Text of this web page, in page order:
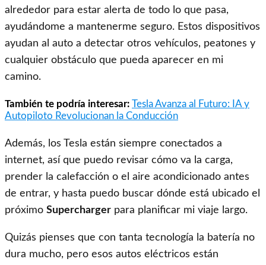
alrededor para estar alerta de todo lo que pasa,
ayudándome a mantenerme seguro. Estos dispositivos
ayudan al auto a detectar otros vehículos, peatones y
cualquier obstáculo que pueda aparecer en mi
camino.
También te podría interesar: Tesla Avanza al Futuro: IA y
Autopiloto Revolucionan la Conducción
Además, los Tesla están siempre conectados a
internet, así que puedo revisar cómo va la carga,
prender la calefacción o el aire acondicionado antes
de entrar, y hasta puedo buscar dónde está ubicado el
próximo Supercharger para planificar mi viaje largo.
Quizás pienses que con tanta tecnología la batería no
dura mucho, pero esos autos eléctricos están